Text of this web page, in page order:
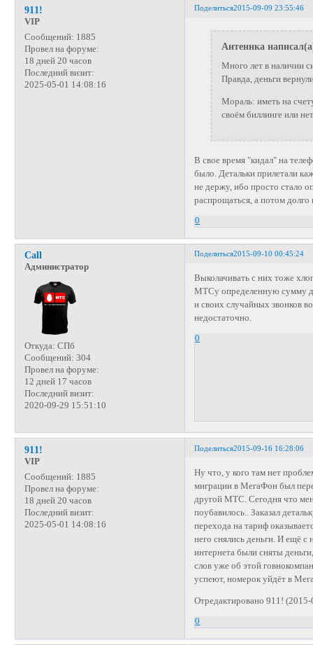
Поделиться2015-09-09 23:55:46
911!
VIP
Сообщений: 1885
Провел на форуме:
18 дней 20 часов
Последний визит:
2025-05-01 14:08:16
Антеннка
Много лет в наличии
Правда, деньги
Мораль: иметь на
своём биллинге или
В свое время "кидал" на
было. Детальки прилетали
не держу, ибо просто стало
распрощаться, а потом долго
0
Поделиться2015-09-10 00:45:24
Call
Администратор
Откуда: СПб
Сообщений: 304
Провел на форуме:
12 дней 17 часов
Последний визит:
2020-09-29 15:51:10
Выколачивать с них тоже
МТСу определенную сумму
и своих случайных звонков
недостаточно.
0
Поделиться2015-09-16 16:28:06
911!
VIP
Сообщений: 1885
Провел на форуме:
18 дней 20 часов
Последний визит:
2025-05-01 14:08:16
Ну что, у кого там нет
миграции в МегаФон был
другой МТС. Сегодня что
поубавилось.. Заказал
перехода на тариф
него снялись деньги. И ещё с
интернета были сняты
слов уже об этой
успеют, номерок уйдёт в
Отредактировано 911!
0